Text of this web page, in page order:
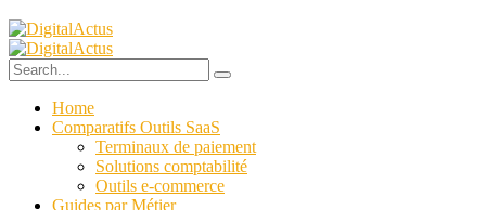
Home
Comparatifs Outils SaaS
Terminaux de paiement
Solutions comptabilité
Outils e-commerce
Guides par Métier